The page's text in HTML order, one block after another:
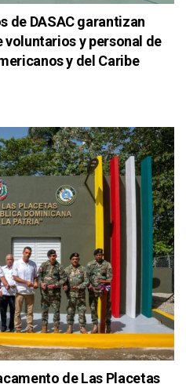
de DASAC garantizan
y personal de
y del Caribe
de Las Placetas